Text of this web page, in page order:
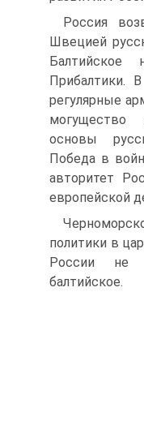
Россия
Швецией
Балтийское
Прибалтики.
регу­лярные
основы
Победа в
авторитет
европейской
политики в
России не
балтийское.